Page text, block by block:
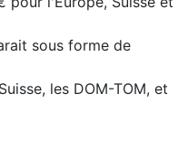
sous forme de
les DOM-TOM, et